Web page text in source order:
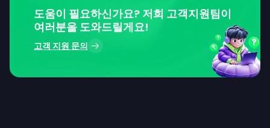
도움이 필요하신가요? 저희 고객지원팀이
여러분을 도와드릴게요!
고객 지원 문의